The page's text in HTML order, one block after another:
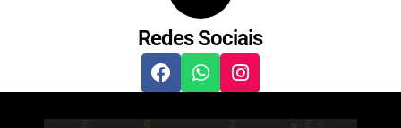
Redes Sociais